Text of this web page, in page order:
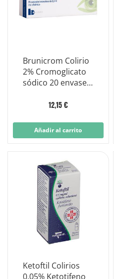
Brunicrom Colirio
2% Cromoglicato
sódico 20 envases
12,15 €
Añadir al carrito
Ketoftil Colirios
0,05% Ketotifeno